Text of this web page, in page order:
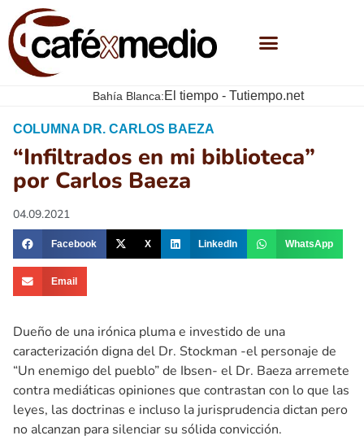
Bahía Blanca:El tiempo - Tutiempo.net
COLUMNA DR. CARLOS BAEZA
“Infiltrados en mi biblioteca”
por Carlos Baeza
04.09.2021
Facebook X LinkedIn WhatsApp
Email
Dueño de una irónica pluma e investido de una
caracterización digna del Dr. Stockman -el personaje de
“Un enemigo del pueblo” de Ibsen- el Dr. Baeza arremete
contra mediáticas opiniones que contrastan con lo que las
leyes, las doctrinas e incluso la jurisprudencia dictan pero
no alcanzan para silenciar su sólida convicción.